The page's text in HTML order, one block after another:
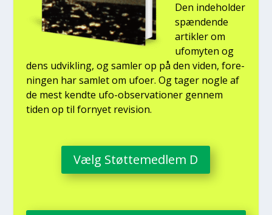
Den inde­hol­der
spæn­den­de
artik­ler om
ufo­myten og
dens udvik­ling, og sam­ler op på den viden, for­e­
nin­gen har sam­let om ufo­er. Og tager nog­le af
de mest kend­te ufo-obser­va­tio­ner gen­nem
tiden op til for­ny­et revi­sion.
Vælg Støt­te­med­lem D